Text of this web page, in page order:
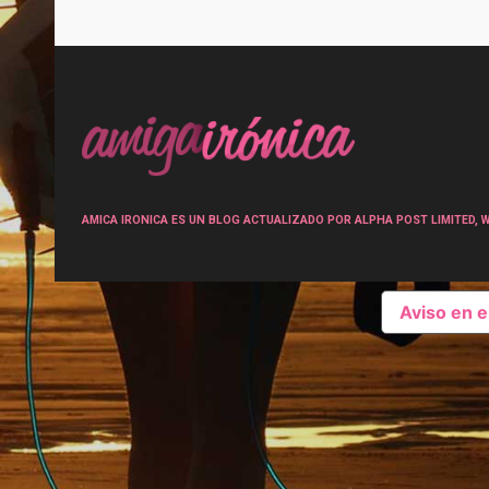
AMICA IRONICA ES UN BLOG ACTUALIZADO POR ALPHA POST
Aviso en